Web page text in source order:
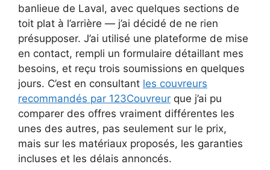
banlieue de Laval, avec quelques sections de
toit plat à l’arrière — j’ai décidé de ne rien
présupposer. J’ai utilisé une plateforme de mise
en contact, rempli un formulaire détaillant mes
besoins, et reçu trois soumissions en quelques
jours. C’est en consultant les couvreurs
recommandés par 123Couvreur que j’ai pu
comparer des offres vraiment différentes les
unes des autres, pas seulement sur le prix,
mais sur les matériaux proposés, les garanties
incluses et les délais annoncés.